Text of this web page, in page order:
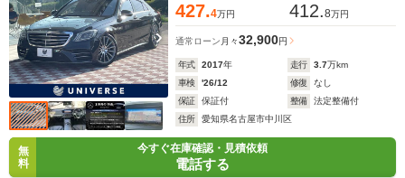
427.4万円 412.8万円
通常ローン 月々32,900円
年式 2017年 走行 3.7万km
車検
'26/12 修復
なし
保証
保証付 整備
法定整備付
住所
愛知県名古屋市中川区
無
料
今すぐ在庫確認・見積依頼
電話する